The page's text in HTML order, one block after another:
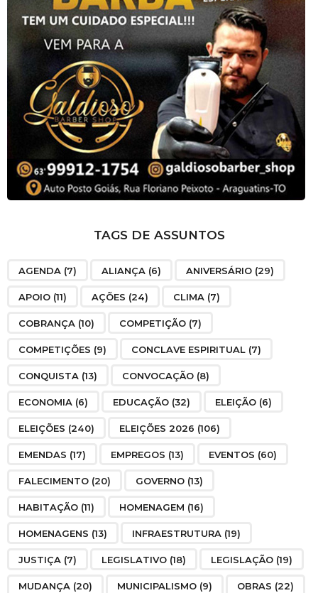
TAGS DE ASSUNTOS
AGENDA (7) ALIANÇA (6) ANIVERSÁRIO (29)
APOIO (11) AÇÕES (24) CLIMA (7)
COBRANÇA (10) COMPETIÇÃO (7)
COMPETIÇÕES (9) CONCLAVE ESPIRITUAL (7)
CONQUISTA (13) CONVOCAÇÃO (8)
ECONOMIA (6) EDUCAÇÃO (32) ELEIÇÃO (6)
ELEIÇÕES (240) ELEIÇÕES 2026 (106)
EMENDAS (17) EMPREGOS (13) EVENTOS (60)
FALECIMENTO (20) GOVERNO (13)
HABITAÇÃO (11) HOMENAGEM (16)
HOMENAGENS (13) INFRAESTRUTURA (19)
JUSTIÇA (7) LEGISLATIVO (18) LEGISLAÇÃO (19)
MUDANÇA (20) MUNICIPALISMO (9) OBRAS (22)